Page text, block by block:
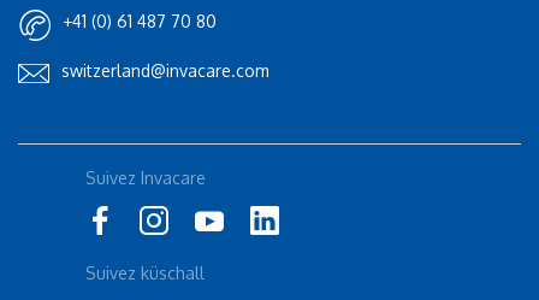
+41 (0) 61 487 70 80
switzerland@invacare.com
Suivez Invacare
Suivez küschall
Rolli-Community
Instagram
küschall